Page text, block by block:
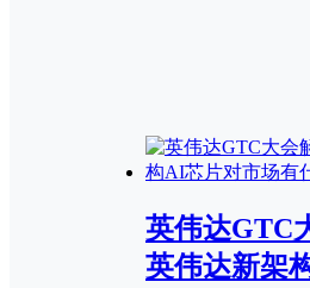
英伟达GTC
英伟达新架